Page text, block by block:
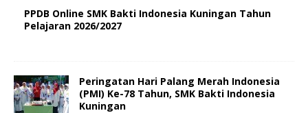
PPDB Online SMK Bakti Indonesia Kuningan Tahun
Pelajaran 2026/2027
Peringatan Hari Palang Merah Indonesia
(PMI) Ke-78 Tahun, SMK Bakti Indonesia
Kuningan